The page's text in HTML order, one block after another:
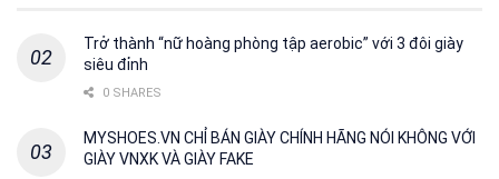
Trở thành “nữ hoàng phòng tập aerobic” với 3 đôi giày
siêu đỉnh
0 SHARES
MYSHOES.VN CHỈ BÁN GIÀY CHÍNH HÃNG NÓI KHÔNG VỚI
GIÀY VNXK VÀ GIÀY FAKE